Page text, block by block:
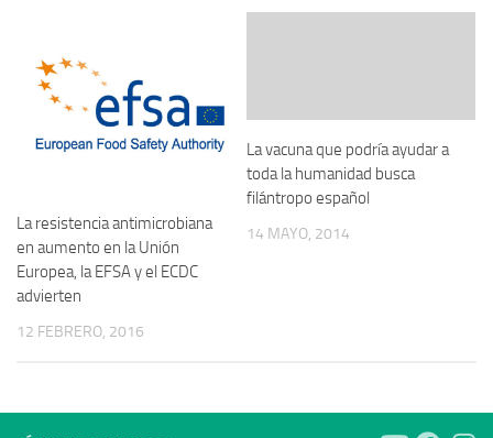
La resistencia antimicrobiana
en aumento en la Unión
Europea, la EFSA y el ECDC
advierten
12 FEBRERO, 2016
La vacuna que podría ayudar a
toda la humanidad busca
filántropo español
14 MAYO, 2014